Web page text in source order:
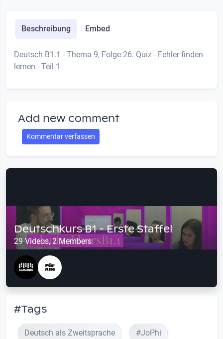
Beschreibung Embed
Deutsch B1.1 - Thema 9, Folge 26: Quiz - Fehler finden
lernen - Teil 1
Add new comment
Kommentar verfassen
Deutschkurs B1 - Erste Staffel
29 Videos, 2 Members
#Tags
Deutsch als Zweitsprache #JoPhi